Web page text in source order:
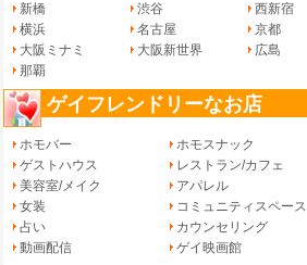
新橋
渋谷 西新宿
横浜
名古屋 京都
大阪ミナミ
大阪新世界 広島
那覇
ゲイフレンドリーなお店
ホモバー ホモスナック
ゲストハウス
レストラン/カフェ
美容室/メイク
アパレル
女装
コミュニティスペース
占い
カウンセリング
動画配信
ゲイ映画館